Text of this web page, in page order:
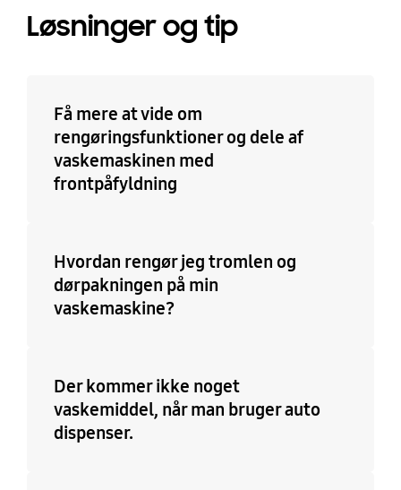
Løsninger og tip
Få mere at vide om
rengøringsfunktioner og dele af
vaskemaskinen med
frontpåfyldning
Hvordan rengør jeg tromlen og
dørpakningen på min
vaskemaskine?
Der kommer ikke noget
vaskemiddel, når man bruger auto
dispenser.